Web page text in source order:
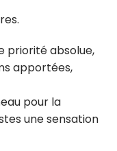
priorité absolue,
apportées,
pour la
une sensation